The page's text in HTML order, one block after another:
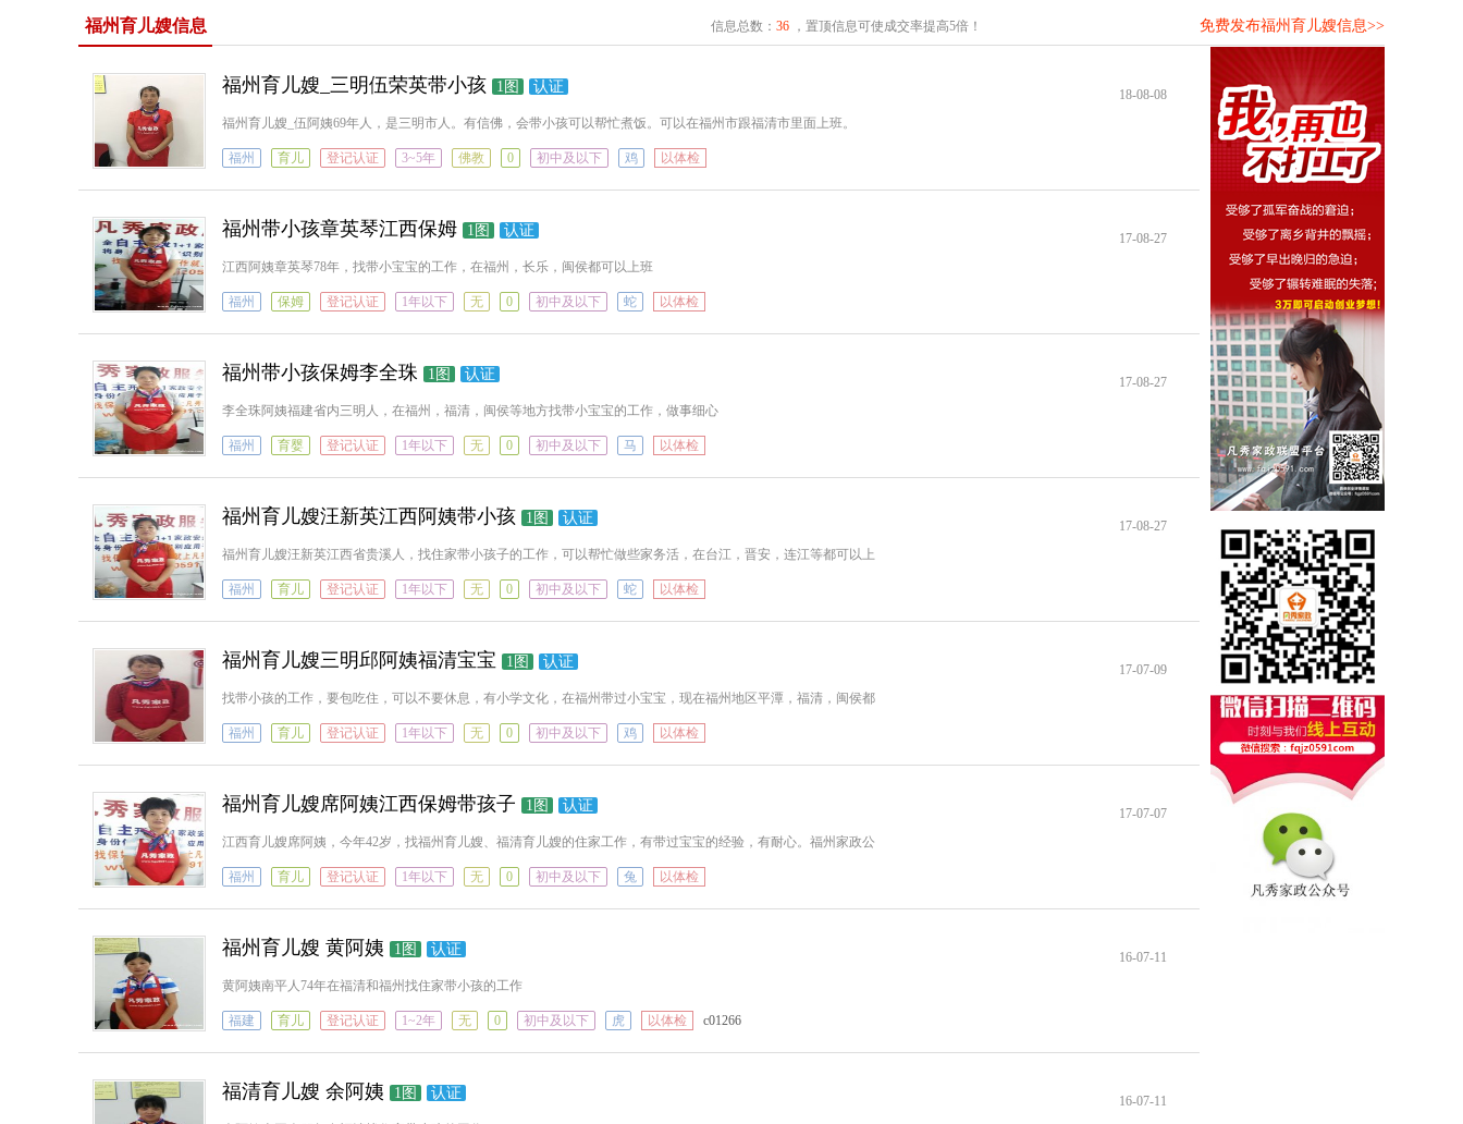
福州育儿嫂信息 信息总数： 36，置顶信息可使成交率提高5倍！ 免费发布福州育儿嫂信息>>
18-08-08
福州育儿嫂_三明伍荣英带小孩 1图 认证
福州育儿嫂_伍阿姨69年人，是三明市人。有信佛，会带小孩可以帮忙煮饭。可以在福州市跟福清市里面上班。
福州 育儿 登记认证 3~5年 佛教 0 初中及以下 鸡 以体检
17-08-27
福州带小孩章英琴江西保姆 1图 认证
江西阿姨章英琴78年，找带小宝宝的工作，在福州，长乐，闽侯都可以上班
福州 保姆 登记认证 1年以下 无 0 初中及以下 蛇 以体检
17-08-27
福州带小孩保姆李全珠 1图 认证
李全珠阿姨福建省内三明人，在福州，福清，闽侯等地方找带小宝宝的工作，做事细心
福州 育婴 登记认证 1年以下 无 0 初中及以下 马 以体检
17-08-27
福州育儿嫂汪新英江西阿姨带小孩 1图 认证
福州育儿嫂汪新英江西省贵溪人，找住家带小孩子的工作，可以帮忙做些家务活，在台江，晋安，连江等都可以上
福州 育儿 登记认证 1年以下 无 0 初中及以下 蛇 以体检
17-07-09
福州育儿嫂三明邱阿姨福清宝宝 1图 认证
找带小孩的工作，要包吃住，可以不要休息，有小学文化，在福州带过小宝宝，现在福州地区平潭，福清，闽侯都
福州 育儿 登记认证 1年以下 无 0 初中及以下 鸡 以体检
17-07-07
福州育儿嫂席阿姨江西保姆带孩子 1图 认证
江西育儿嫂席阿姨，今年42岁，找福州育儿嫂、福清育儿嫂的住家工作，有带过宝宝的经验，有耐心。福州家政公
福州 育儿 登记认证 1年以下 无 0 初中及以下 兔 以体检
16-07-11
福州育儿嫂 黄阿姨 1图 认证
黄阿姨南平人74年在福清和福州找住家带小孩的工作
福建 育儿 登记认证 1~2年 无 0 初中及以下 虎 以体检 c01266
16-07-11
福清育儿嫂 余阿姨 1图 认证